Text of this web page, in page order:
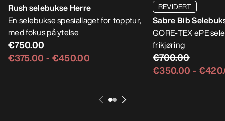
Rush selebukse Herre
En selebukse spesiallaget for topptur,
med fokus på ytelse
€750.00
€375.00 - €450.00
REVIDERT
Sabre Bib
GORE-TEX ePE
frikjøring
€700.00
€350.00 -